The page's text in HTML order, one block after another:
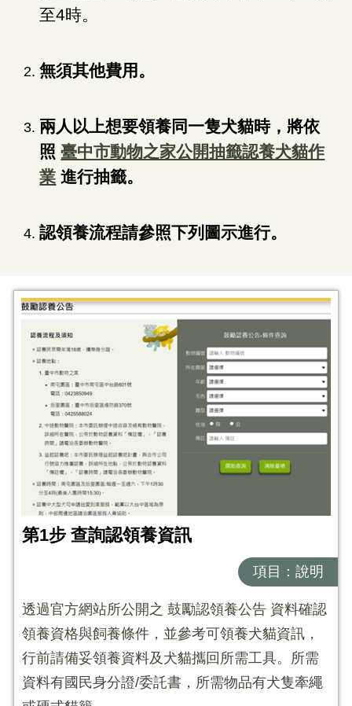
至4時。
無須其他費用。
兩人以上想要領養同一隻犬貓時，將依
照臺中市動物之家公開抽籤認養犬貓作
業 進行抽籤。
認領養流程請參照下列圖示進行。
第1步 查詢認領養資訊
項目：說明
透過官方網站所公開之 鼓勵認領養公告 資料確認
領養資格與飼養條件，並參考可領養犬貓資訊，
行前請備妥領養資料及犬貓攜回所需工具。所需
資料有國民身分證/委託書，所需物品有犬隻牽繩